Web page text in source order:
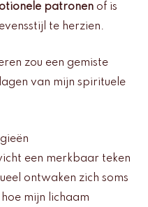
patronen of is
te herzien.
zou een gemiste
van mijn spirituele
een merkbaar teken
ontwaken zich soms
mijn lichaam